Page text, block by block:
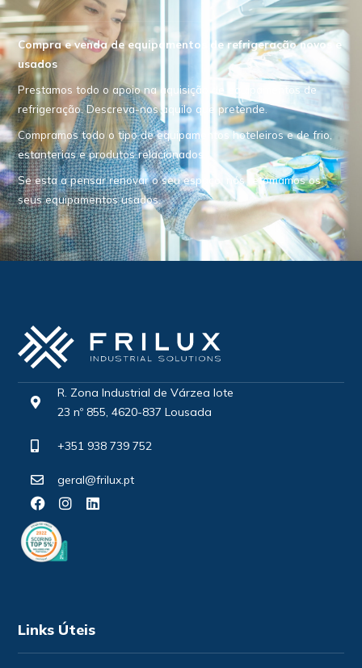
Compra e venda de equipamentos de refrigeração novos e
usados
Prestamos todo o apoio na aquisição de equipamentos de
refrigeração. Descreva-nos aquilo que pretende.
Compramos todo o tipo de equipamentos hoteleiros e de frio,
estanterias e produtos relacionados.
Se esta a pensar renovar o seu espaço, nós retomamos os
seus equipamentos usados.
R. Zona Industrial de Várzea lote
23 nº 855, 4620-837 Lousada
+351 938 739 752
geral@frilux.pt
Links Úteis